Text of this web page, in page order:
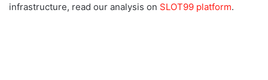
infrastructure, read our analysis on SLOT99 platform.